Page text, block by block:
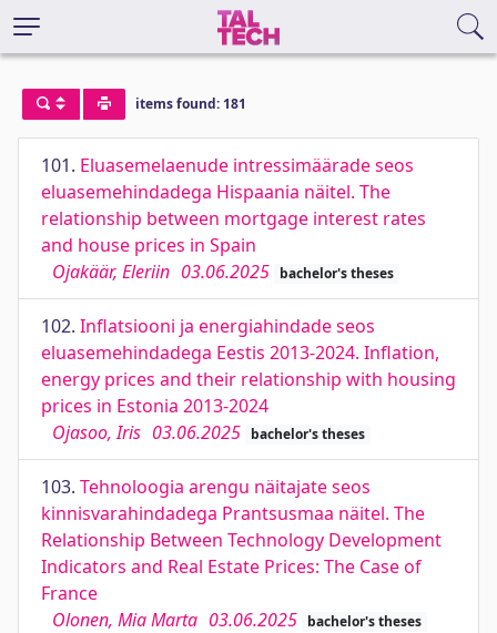
items found: 181
101. Eluasemelaenude intressimäärade seos
eluasemehindadega Hispaania näitel. The
relationship between mortgage interest rates
and house prices in Spain
Ojakäär, Eleriin 03.06.2025 bachelor's theses
102. Inflatsiooni ja energiahindade seos
eluasemehindadega Eestis 2013-2024. Inflation,
energy prices and their relationship with housing
prices in Estonia 2013-2024
Ojasoo, Iris 03.06.2025 bachelor's theses
103. Tehnoloogia arengu näitajate seos
kinnisvarahindadega Prantsusmaa näitel. The
Relationship Between Technology Development
Indicators and Real Estate Prices: The Case of
France
Olonen, Mia Marta 03.06.2025 bachelor's theses